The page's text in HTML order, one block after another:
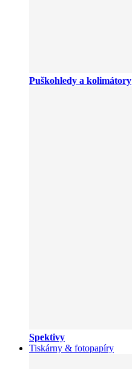
Puškohledy a kolimátory
Spektivy
Tiskárny & fotopapíry